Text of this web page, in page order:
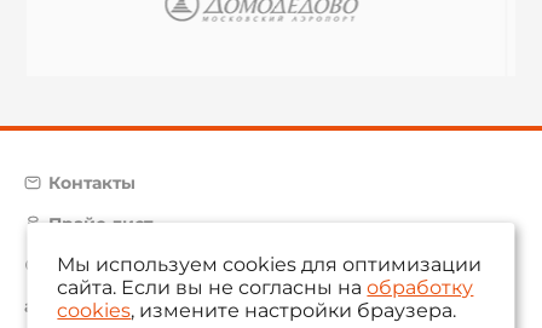
Контакты
Прайс-лист
Карта сайта
aam@aamsystems.ru
Мы используем cookies для оптимизации
сайта. Если вы не согласны наобработку
cookies, измените настройки браузера.